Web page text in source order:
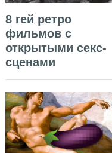
8 гей ретро
фильмов с
открытыми секс-
сценами